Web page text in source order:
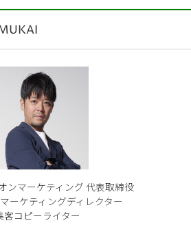
ンマーケティング 代表取締役
ーケティングディレクター
客コピーライター